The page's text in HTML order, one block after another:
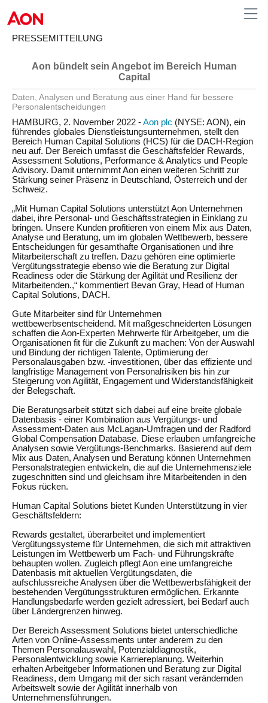
Germany
PRESSEMITTEILUNG
Aon bündelt sein Angebot im Bereich Human
Capital
Daten, Analysen und Beratung aus einer Hand für bessere
Personalentscheidungen
HAMBURG, 2. November 2022 -Aon plc (NYSE: AON), ein
führendes globales Dienstleistungsunternehmen, stellt den
Bereich Human Capital Solutions (HCS) für die DACH-Region
neu auf. Der Bereich umfasst die Geschäftsfelder Rewards,
Assessment Solutions, Performance & Analytics und People
Advisory. Damit unternimmt Aon einen weiteren Schritt zur
Stärkung seiner Präsenz in Deutschland, Österreich und der
Schweiz.
„Mit Human Capital Solutions unterstützt Aon Unternehmen
dabei, ihre Personal- und Geschäftsstrategien in Einklang zu
bringen. Unsere Kunden profitieren von einem Mix aus Daten,
Analyse und Beratung, um im globalen Wettbewerb, bessere
Entscheidungen für gesamthafte Organisationen und ihre
Mitarbeiterschaft zu treffen. Dazu gehören eine optimierte
Vergütungsstrategie ebenso wie die Beratung zur Digital
Readiness oder die Stärkung der Agilität und Resilienz der
Mitarbeitenden.,“ kommentiert Bevan Gray, Head of Human
Capital Solutions, DACH.
Gute Mitarbeiter sind für Unternehmen
wettbewerbsentscheidend. Mit maßgeschneiderten Lösungen
schaffen die Aon-Experten Mehrwerte für Arbeitgeber, um die
Organisationen fit für die Zukunft zu machen: Von der Auswahl
und Bindung der richtigen Talente, Optimierung der
Personalausgaben bzw. -investitionen, über das effiziente und
langfristige Management von Personalrisiken bis hin zur
Steigerung von Agilität, Engagement und Widerstandsfähigkeit
der Belegschaft.
Die Beratungsarbeit stützt sich dabei auf eine breite globale
Datenbasis - einer Kombination aus Vergütungs- und
Assessment-Daten aus McLagan-Umfragen und der Radford
Global Compensation Database. Diese erlauben umfangreiche
Analysen sowie Vergütungs-Benchmarks. Basierend auf dem
Mix aus Daten, Analysen und Beratung können Unternehmen
Personalstrategien entwickeln, die auf die Unternehmensziele
zugeschnitten sind und gleichsam ihre Mitarbeitenden in den
Fokus rücken.
Human Capital Solutions bietet Kunden Unterstützung in vier
Geschäftsfeldern:
Rewards gestaltet, überarbeitet und implementiert
Vergütungssysteme für Unternehmen, die sich mit attraktiven
Leistungen im Wettbewerb um Fach- und Führungskräfte
behaupten wollen. Zugleich pflegt Aon eine umfangreiche
Datenbasis mit aktuellen Vergütungsdaten, die
aufschlussreiche Analysen über die Wettbewerbsfähigkeit der
bestehenden Vergütungsstrukturen ermöglichen. Erkannte
Handlungsbedarfe werden gezielt adressiert, bei Bedarf auch
über Ländergrenzen hinweg.
Der BereichAssessment Solutions bietet unterschiedliche
Arten von Online-Assessments unter anderem zu den
Themen Personalauswahl, Potenzialdiagnostik,
Personalentwicklung sowie Karriereplanung. Weiterhin
erhalten Arbeitgeber Informationen und Beratung zur Digital
Readiness, dem Umgang mit der sich rasant verändernden
Arbeitswelt sowie der Agilität innerhalb von
Unternehmensführungen.